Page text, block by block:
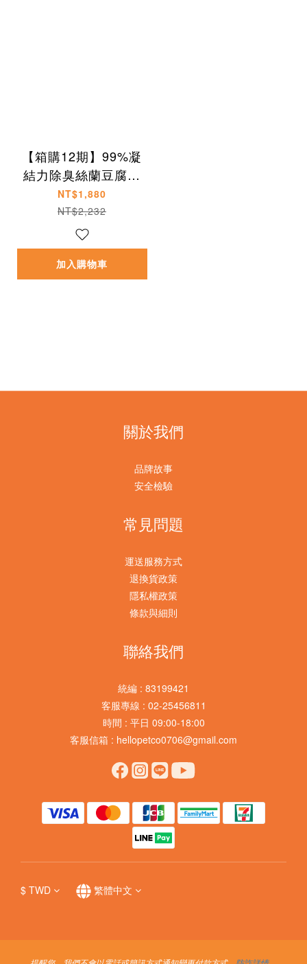
【箱購12期】99%凝
結力除臭絲蘭豆腐砂
(每箱8包）
NT$1,880
NT$2,232
加入購物車
關於我們
品牌故事
安全檢驗
常見問題
運送服務方式
退換貨政策
隱私權政策
條款與細則
聯絡我們
統編 : 83199421
客服專線 : 02-25456811
時間 : 平日 09:00-18:00
客服信箱 : hellopetco0706@gmail.com
$ TWD 繁體中文